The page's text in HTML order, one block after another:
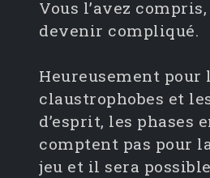
Vous l’avez
devenir compliqué.
Heureusement pour
claustrophobes et
d’esprit, les phases
comptent pas pour
jeu et il sera